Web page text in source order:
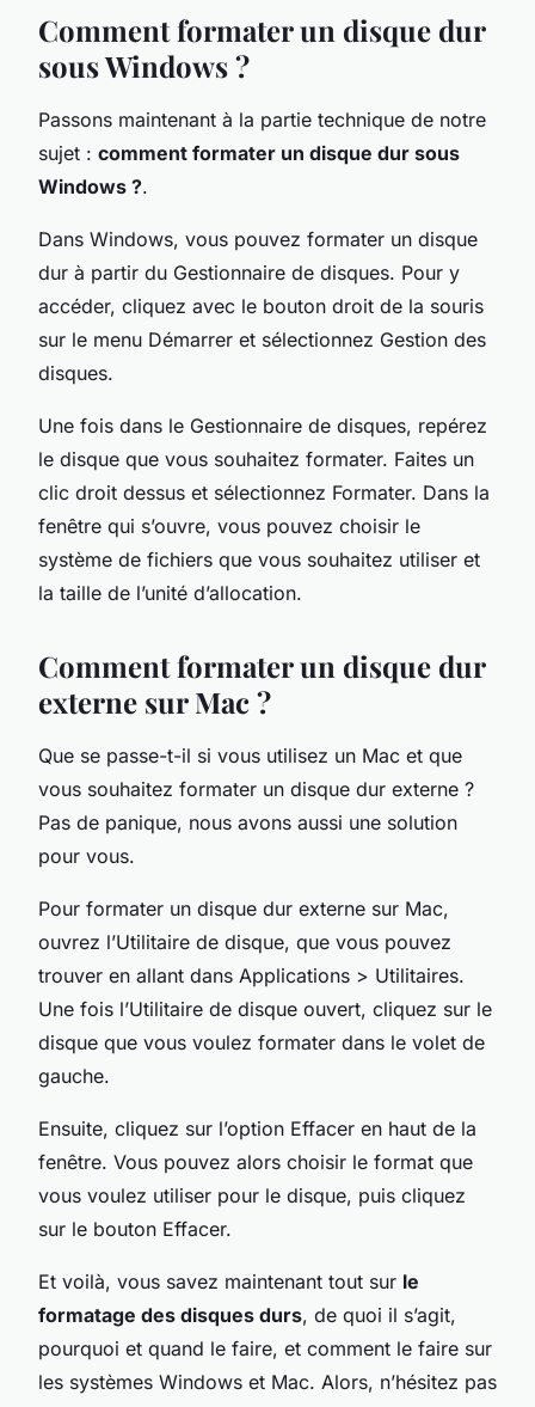
Comment formater un disque dur
sous Windows ?
Passons maintenant à la partie technique de notre
sujet : comment formater un disque dur sous
Windows ?.
Dans Windows, vous pouvez formater un disque
dur à partir du Gestionnaire de disques. Pour y
accéder, cliquez avec le bouton droit de la souris
sur le menu Démarrer et sélectionnez Gestion des
disques.
Une fois dans le Gestionnaire de disques, repérez
le disque que vous souhaitez formater. Faites un
clic droit dessus et sélectionnez Formater. Dans la
fenêtre qui s’ouvre, vous pouvez choisir le
système de fichiers que vous souhaitez utiliser et
la taille de l’unité d’allocation.
Comment formater un disque dur
externe sur Mac ?
Que se passe-t-il si vous utilisez un Mac et que
vous souhaitez formater un disque dur externe ?
Pas de panique, nous avons aussi une solution
pour vous.
Pour formater un disque dur externe sur Mac,
ouvrez l’Utilitaire de disque, que vous pouvez
trouver en allant dans Applications > Utilitaires.
Une fois l’Utilitaire de disque ouvert, cliquez sur le
disque que vous voulez formater dans le volet de
gauche.
Ensuite, cliquez sur l’option Effacer en haut de la
fenêtre. Vous pouvez alors choisir le format que
vous voulez utiliser pour le disque, puis cliquez
sur le bouton Effacer.
Et voilà, vous savez maintenant tout sur le
formatage des disques durs, de quoi il s’agit,
pourquoi et quand le faire, et comment le faire sur
les systèmes Windows et Mac. Alors, n’hésitez pas